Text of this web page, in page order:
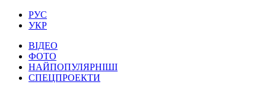
РУС
УКР
ВІДЕО
ФОТО
НАЙПОПУЛЯРНІШІ
СПЕЦПРОЕКТИ